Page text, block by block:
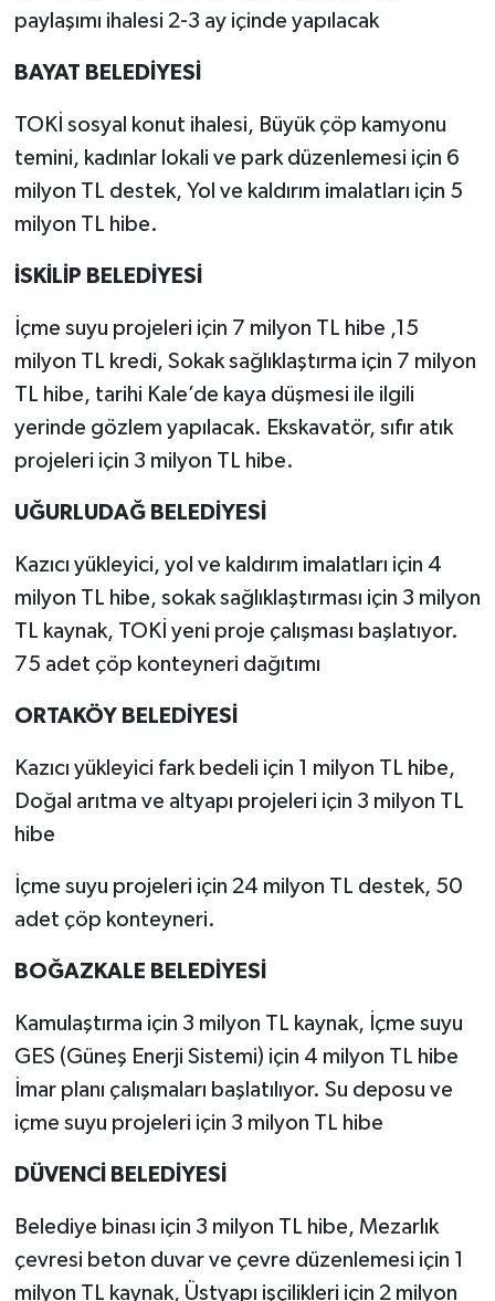
paylaşımı ihalesi 2-3 ay içinde yapılacak
BAYAT BELEDİYESİ
TOKİ sosyal konut ihalesi, Büyük çöp kamyonu
temini, kadınlar lokali ve park düzenlemesi için 6
milyon TL destek, Yol ve kaldırım imalatları için 5
milyon TL hibe.
İSKİLİP BELEDİYESİ
İçme suyu projeleri için 7 milyon TL hibe ,15
milyon TL kredi, Sokak sağlıklaştırma için 7 milyon
TL hibe, tarihi Kale’de kaya düşmesi ile ilgili
yerinde gözlem yapılacak. Ekskavatör, sıfır atık
projeleri için 3 milyon TL hibe.
UĞURLUDAĞ BELEDİYESİ
Kazıcı yükleyici, yol ve kaldırım imalatları için 4
milyon TL hibe, sokak sağlıklaştırması için 3 milyon
TL kaynak, TOKİ yeni proje çalışması başlatıyor.
75 adet çöp konteyneri dağıtımı
ORTAKÖY BELEDİYESİ
Kazıcı yükleyici fark bedeli için 1 milyon TL hibe,
Doğal arıtma ve altyapı projeleri için 3 milyon TL
hibe
İçme suyu projeleri için 24 milyon TL destek, 50
adet çöp konteyneri.
BOĞAZKALE BELEDİYESİ
Kamulaştırma için 3 milyon TL kaynak, İçme suyu
GES (Güneş Enerji Sistemi) için 4 milyon TL hibe
İmar planı çalışmaları başlatılıyor. Su deposu ve
içme suyu projeleri için 3 milyon TL hibe
DÜVENCİ BELEDİYESİ
Belediye binası için 3 milyon TL hibe, Mezarlık
çevresi beton duvar ve çevre düzenlemesi için 1
milyon TL kaynak, Üstyapı işçilikleri için 2 milyon